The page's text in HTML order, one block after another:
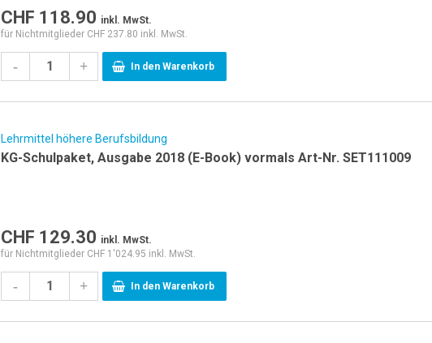
CHF 118.90 inkl. MwSt.
für Nichtmitglieder CHF 237.80 inkl. MwSt.
- + In den Warenkorb
Lehrmittel höhere Berufsbildung
KG-Schulpaket, Ausgabe 2018 (E-Book) vormals Art-Nr. SET111009
CHF 129.30 inkl. MwSt.
für Nichtmitglieder CHF 1'024.95 inkl. MwSt.
- + In den Warenkorb